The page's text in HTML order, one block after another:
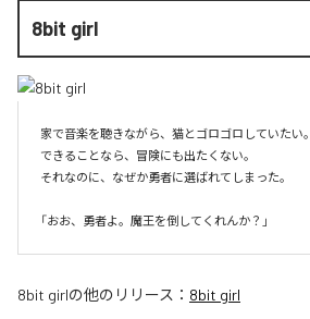
8bit girl
家で音楽を聴きながら、猫とゴロゴロしていたい。
できることなら、冒険にも出たくない。
それなのに、なぜか勇者に選ばれてしまった。
8bit girlの他のリリース： 8bit girl